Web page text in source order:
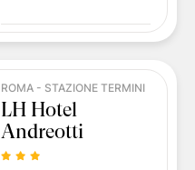
ROMA - STAZIONE TERMINI
LH Hotel
Andreotti